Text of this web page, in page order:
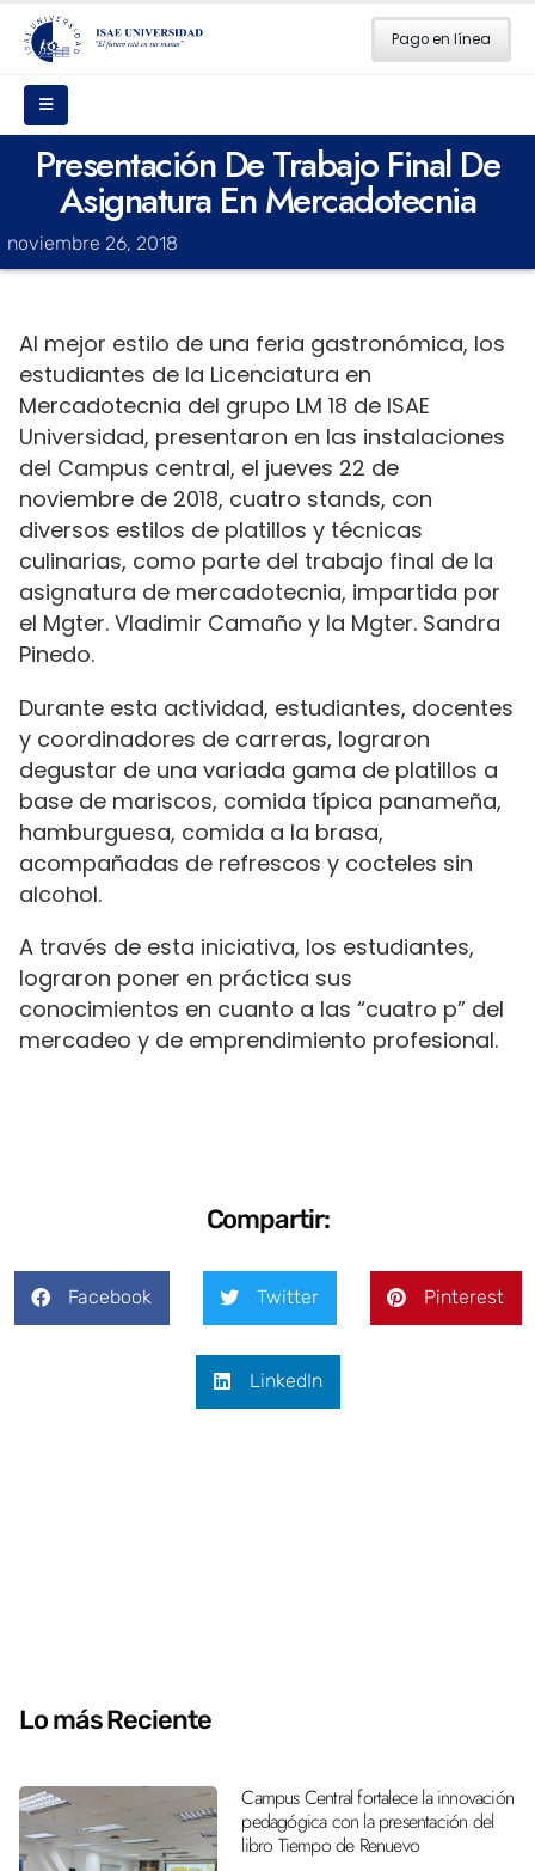
Pago en línea
Presentación De Trabajo Final De
Asignatura En Mercadotecnia
noviembre 26, 2018
Al mejor estilo de una feria gastronómica, los
estudiantes de la Licenciatura en
Mercadotecnia del grupo LM 18 de ISAE
Universidad, presentaron en las instalaciones
del Campus central, el jueves 22 de
noviembre de 2018, cuatro stands, con
diversos estilos de platillos y técnicas
culinarias, como parte del trabajo final de la
asignatura de mercadotecnia, impartida por
el Mgter. Vladimir Camaño y la Mgter. Sandra
Pinedo.
Durante esta actividad, estudiantes, docentes
y coordinadores de carreras, lograron
degustar de una variada gama de platillos a
base de mariscos, comida típica panameña,
hamburguesa, comida a la brasa,
acompañadas de refrescos y cocteles sin
alcohol.
A través de esta iniciativa, los estudiantes,
lograron poner en práctica sus
conocimientos en cuanto a las “cuatro p” del
mercadeo y de emprendimiento profesional.
Compartir:
Facebook Twitter Pinterest
LinkedIn
Lo más Reciente
Campus Central fortalece la innovación
pedagógica con la presentación del
libro Tiempo de Renuevo